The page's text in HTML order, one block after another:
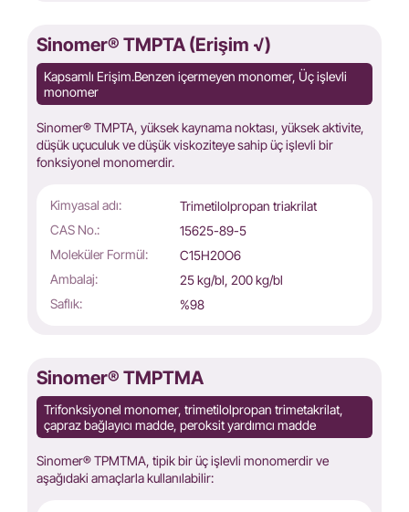
Sinomer® TMPTA (Erişim √)
Kapsamlı Erişim.Benzen içermeyen monomer, Üç işlevli
monomer
Sinomer® TMPTA, yüksek kaynama noktası, yüksek aktivite,
düşük uçuculuk ve düşük viskoziteye sahip üç işlevli bir
fonksiyonel monomerdir.
Kimyasal adı:
Trimetilolpropan triakrilat
CAS No.:
15625-89-5
Moleküler Formül:
C15H20O6
Ambalaj:
25 kg/bl, 200 kg/bl
Saflık:
%98
Sinomer® TMPTMA
Trifonksiyonel monomer, trimetilolpropan trimetakrilat,
çapraz bağlayıcı madde, peroksit yardımcı madde
Sinomer® TPMTMA, tipik bir üç işlevli monomerdir ve
aşağıdaki amaçlarla kullanılabilir: